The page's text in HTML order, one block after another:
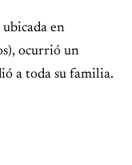
ubicada en
ocurrió un
a toda su familia.